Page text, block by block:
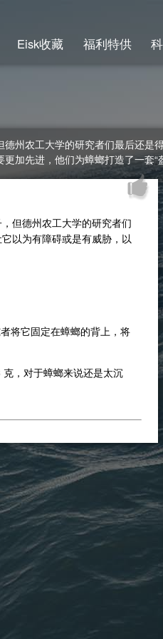
Eisk收藏 福利特供
州农工大学的研究者们最后还是
加先进，他们为蟑螂打造了一套“
但德州农工大学的研究者们
以为有障碍或是有威胁，以
将它固定在蟑螂的背上，将
，对于蟑螂来说还是太沉